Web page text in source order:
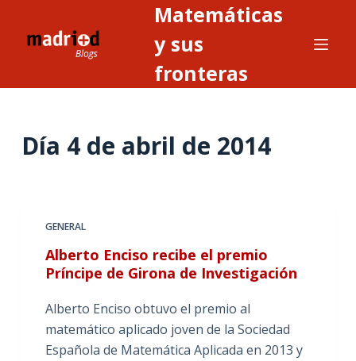
Matemáticas
y sus
fronteras
Día 4 de abril de 2014
GENERAL
Alberto Enciso recibe el premio
Príncipe de Girona de Investigación
Alberto Enciso obtuvo el premio al
matemático aplicado joven de la Sociedad
Española de Matemática Aplicada en 2013 y